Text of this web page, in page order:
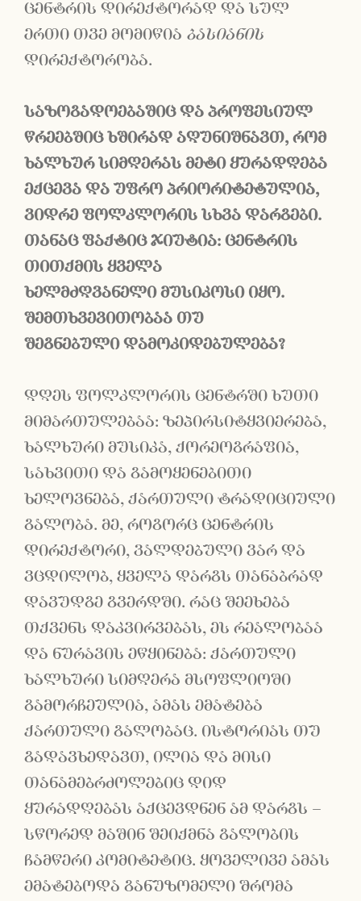
ცენტრის დირექტორად და სულ
ერთი თვე მომიწია ბასიანის
დირექტორობა.
საზოგადოებაშიც და პროფესიულ
წრეებშიც ხშირად აღუნიშნავთ, რომ
ხალხურ სიმღერას მეტი ყურადღება
ექცევა და უფრო პრიორიტეტულია,
ვიდრე ფოლკლორის სხვა დარგები.
თანაც ფაქტიც ჯიუტია: ცენტრის
თითქმის ყველა
ხელმძღვანელი მუსიკოსი იყო.
შემთხვევითობაა თუ
შეგნებული დამოკიდებულება?
დღეს ფოლკლორის ცენტრში ხუთი
მიმართულებაა: ზეპირსიტყვიერება,
ხალხური მუსიკა, ქორეოგრაფია,
სახვითი და გამოყენებითი
ხელოვნება, ქართული ტრადიციული
გალობა. მე, როგორც ცენტრის
დირექტორი, ვალდებული ვარ და
ვცდილობ, ყველა დარგს თანაბრად
დავუდგე გვერდში. რაც შეეხება
თქვენს დაკვირვებას, ეს რეალობაა
და ნურავის ეწყინება: ქართული
ხალხური სიმღერა მსოფლიოში
გამორჩეულია, ამას ემატება
ქართული გალობაც. ისტორიას თუ
გადავხედავთ, ილია და მისი
თანამებრძოლებიც დიდ
ყურადღებას აქცევდნენ ამ დარგს –
სწორედ მაშინ შეიქმნა გალობის
ჩამწერი კომიტეტიც. ყოველივე ამას
ემატებოდა განუზომელი შრომა